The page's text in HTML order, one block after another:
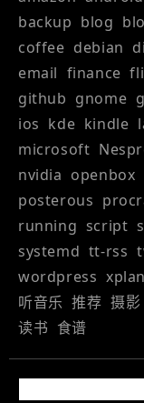
backup blog
coffee debian
email finance
github gnome
ios kde kindle
microsoft
nvidia openbox
posterous
running script
systemd tt-rss
wordpress
听音乐 推荐 摄影
读书 食谱